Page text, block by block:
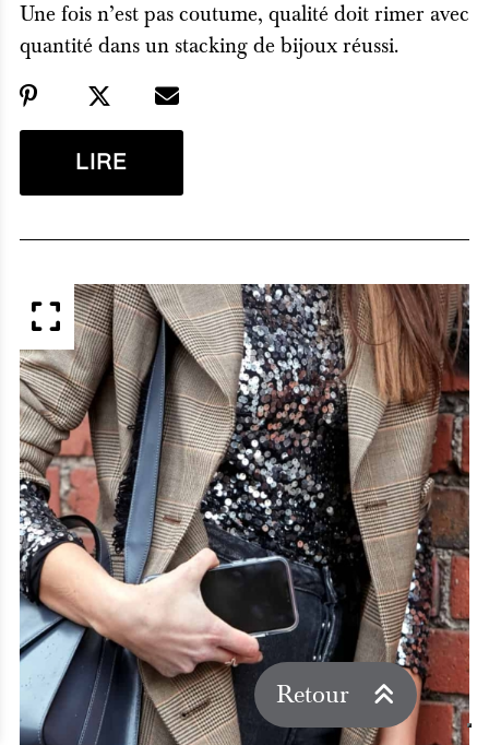
Une fois n’est pas coutume, qualité doit rimer avec
quantité dans un stacking de bijoux réussi.
LIRE
APERÇU
Retour